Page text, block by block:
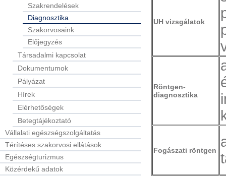
Szakrendelések
Diagnosztika
Szakorvosaink
Előjegyzés
Társadalmi kapcsolat
Dokumentumok
Pályázat
Hírek
Elérhetőségek
Betegtájékoztató
Vállalati egészségszolgáltatás
Térítéses szakorvosi ellátások
Egészségturizmus
Közérdekű adatok
UH vizsgálatok
Röntgen-
diagnosztika
Fogászati röntgen